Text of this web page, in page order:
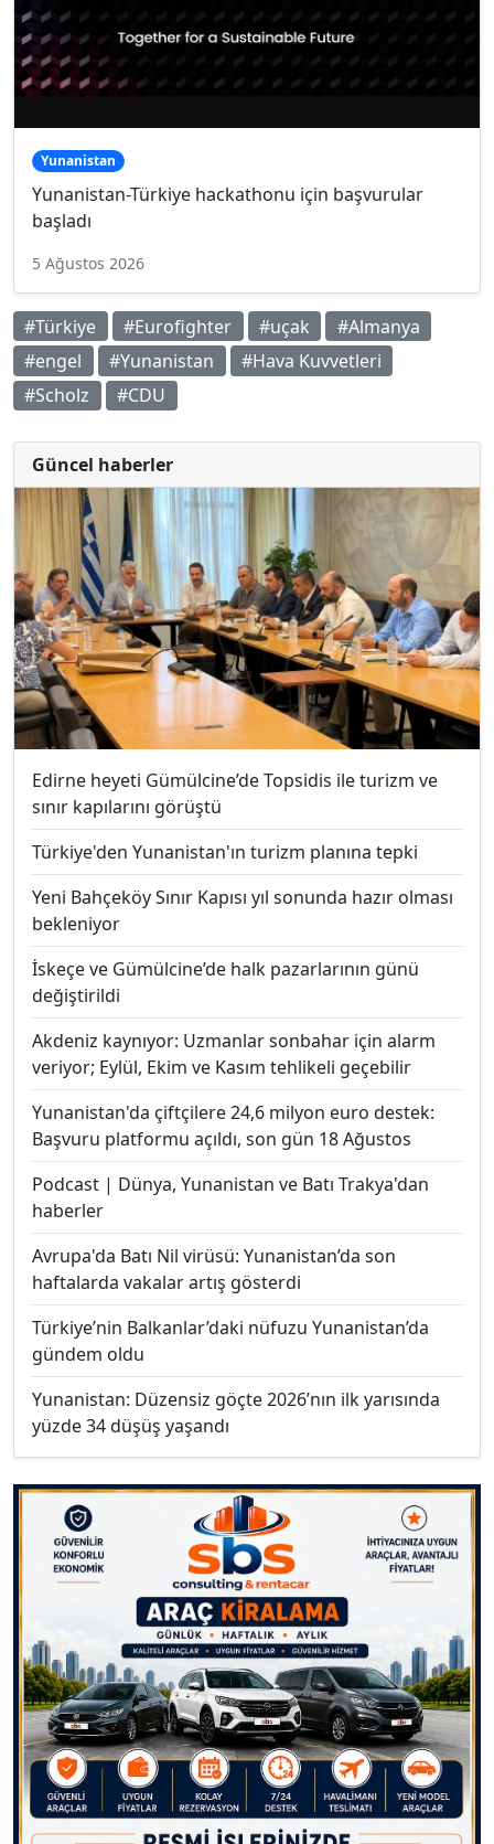
Yunanistan
Yunanistan-Türkiye hackathonu için başvurular
başladı
5 Ağustos 2026
#Türkiye #Eurofighter #uçak
#Almanya
#engel
#Yunanistan
#Hava Kuvvetleri
#Scholz
#CDU
Güncel haberler
Edirne heyeti Gümülcine’de Topsidis ile turizm ve
sınır kapılarını görüştü
Türkiye'den Yunanistan'ın turizm planına tepki
Yeni Bahçeköy Sınır Kapısı yıl sonunda hazır olması
bekleniyor
İskeçe ve Gümülcine’de halk pazarlarının günü
değiştirildi
Akdeniz kaynıyor: Uzmanlar sonbahar için alarm
veriyor; Eylül, Ekim ve Kasım tehlikeli geçebilir
Yunanistan'da çiftçilere 24,6 milyon euro destek:
Başvuru platformu açıldı, son gün 18 Ağustos
Podcast | Dünya, Yunanistan ve Batı Trakya'dan
haberler
Avrupa'da Batı Nil virüsü: Yunanistan’da son
haftalarda vakalar artış gösterdi
Türkiye’nin Balkanlar’daki nüfuzu Yunanistan’da
gündem oldu
Yunanistan: Düzensiz göçte 2026’nın ilk yarısında
yüzde 34 düşüş yaşandı